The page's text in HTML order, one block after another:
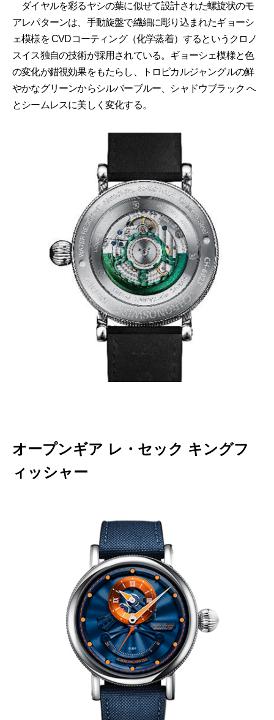
ダイヤルを彩るヤシの葉に似せて設計された螺旋状のモ
アレパターンは、手動旋盤で繊細に彫り込まれたギョーシ
ェ模様を CVDコーティング（化学蒸着）するというクロノ
スイス独自の技術が採用されている。ギョーシェ模様と色
の変化が錯視効果をもたらし、トロピカルジャングルの鮮
やかなグリーンからシルバーブルー、シャドウブラック へ
とシームレスに美しく変化する。
オープンギア レ・セック キングフ
ィッシャー